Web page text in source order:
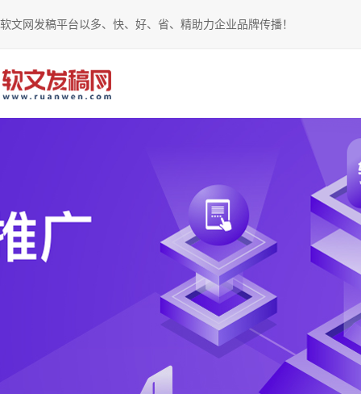
软文网发稿平台以多、快、好、省、精助力企业品牌传播！